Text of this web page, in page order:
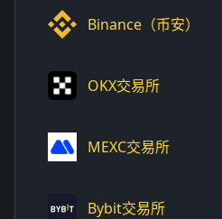
Binance（币安）
OKX交易所
MEXC交易所
Bybit交易所